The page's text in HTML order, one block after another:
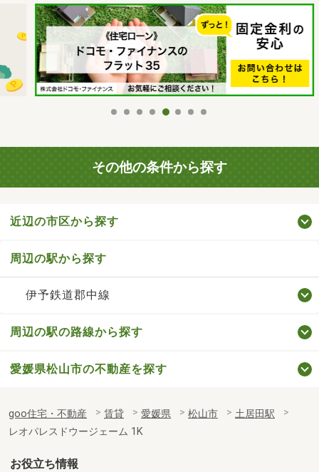
その他の条件から探す
近辺の市区から探す
周辺の駅から探す
伊予鉄道郡中線
周辺の駅の路線から探す
愛媛県松山市の不動産を探す
goo住宅・不動産 賃貸 愛媛県 松山市
土居田駅
レオパレスドウージェーム 1K
お役立ち情報